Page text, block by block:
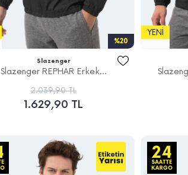
%20
Slazenger
Slazenger REPHAR Erkek...
2.039,90 TL
1.629,90 TL
YENI